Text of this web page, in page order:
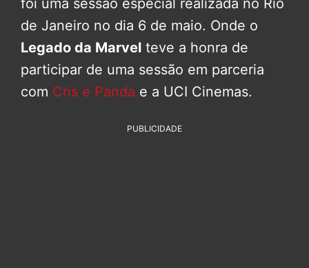
foi uma sessão especial realizada no Rio
de Janeiro no dia 6 de maio. Onde o
Legado da Marvel teve a honra de
participar de uma sessão em parceria
com Cris e Panda e a UCI Cinemas.
PUBLICIDADE